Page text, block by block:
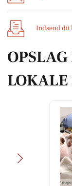
Indsend
OPSLAG
LOKALE